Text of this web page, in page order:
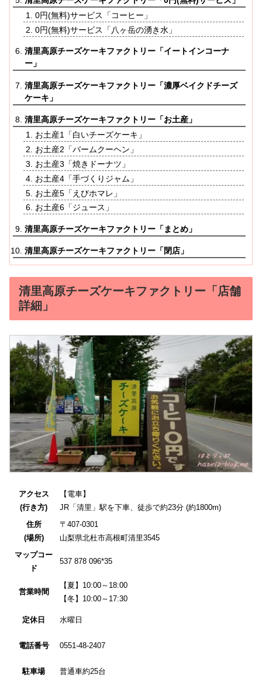
0円(無料)サービス「コーヒー」
0円(無料)サービス「八ヶ岳の湧き水」
清里高原チーズケーキファクトリー「イートインコーナ
ー」
清里高原チーズケーキファクトリー「濃厚ベイクドチーズ
ケーキ」
清里高原チーズケーキファクトリー「お土産」
お土産1「白いチーズケーキ」
お土産2「バームクーヘン」
お土産3「焼きドーナツ」
お土産4「手づくりジャム」
お土産5「えびホマレ」
お土産6「ジュース」
清里高原チーズケーキファクトリー「まとめ」
清里高原チーズケーキファクトリー「閉店」
清里高原チーズケーキファクトリー「店舗
詳細」
アクセス
(行き方)
【電車】
JR「清里」駅を下車、徒歩で約23分 (約1800m)
住所
(場所)
〒407-0301
山梨県北杜市高根町清里3545
マップコー
ド
537 878 096*35
営業時間
【夏】10:00～18:00
【冬】10:00～17:30
定休日 水曜日
電話番号 0551-48-2407
駐車場 普通車約25台